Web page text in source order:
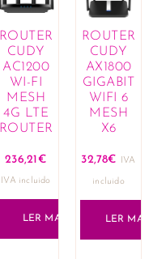
ROUTER
CUDY
AC1200
WI-FI
MESH
4G LTE
ROUTER
236,21 €
IVA incluido
LER MAIS
ROUTER
CUDY
AX1800
GIGABIT
WIFI 6
MESH
X6
32,78€ IVA
incluido
LER MAIS